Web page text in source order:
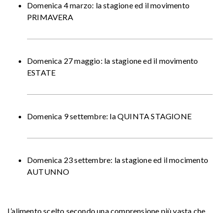
Domenica 4 marzo: la stagione ed il movimento
PRIMAVERA
Domenica 27 maggio: la stagione ed il movimento
ESTATE
Domenica 9 settembre: la QUINTA STAGIONE
Domenica 23 settembre: la stagione ed il mocimento
AUTUNNO
L’alimento scelto secondo una comprensione più vasta che